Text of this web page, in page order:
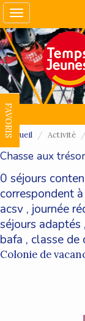
Toggle
navigation
FAVORIS
Accueil Activité
Chasse aux
0 séjours
correspondent
acsv , journée
séjours adaptés ,
bafa , classe de
Colonie de